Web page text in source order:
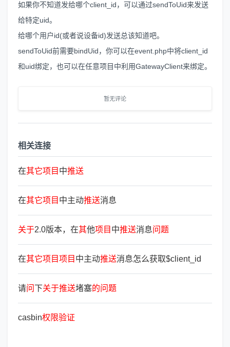
如果你不知道发给哪个client_id，可以通过sendToUid来发送
给特定uid。
给哪个用户id(或者说设备id)发送总该知道吧。
sendToUid前需要bindUid，你可以在event.php中将client_id
和uid绑定，也可以在任意项目中利用GatewayClient来绑定。
暂无评论
相关连接
在其它项 目 中推送
在其它项 目 中主动推送消息
关于2.0版本，在其他项 目 中推送消息问题
在其它项 目项 目 中主动推送消息怎么获取$client_id
请问下关于推送堵塞的问题
casbin权 限验证